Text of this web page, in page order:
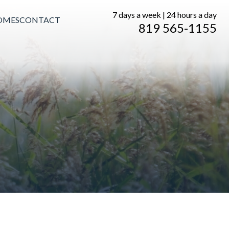
CONTACT
7 days a week | 24 hours a day
819 565-1155